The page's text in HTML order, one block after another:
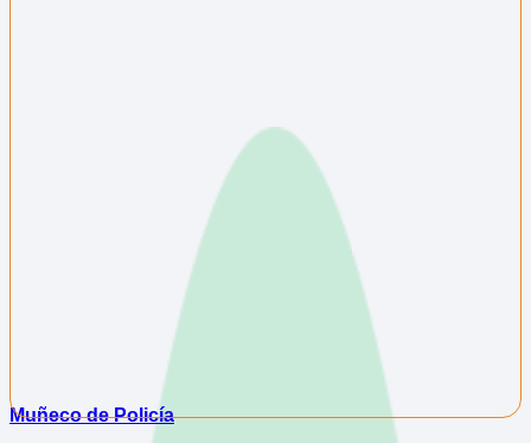
Muñeco de Policía